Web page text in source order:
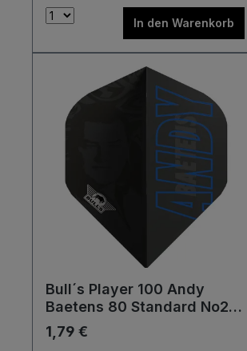
In den Warenkorb
Bull´s Player 100 Andy
Baetens 80 Standard No2
Flights
1,79 €